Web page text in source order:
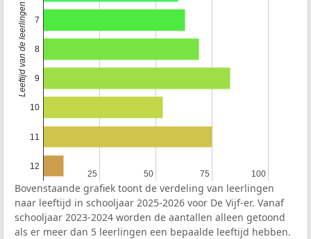
25
25 50
50 75
75 100
100
7
8
9
10
11
12
Leeftijd van de leerlingen
Bovenstaande grafiek toont de verdeling van leerlingen
naar leeftijd in schooljaar 2025-2026 voor De Vijf-er. Vanaf
schooljaar 2023-2024 worden de aantallen alleen getoond
als er meer dan 5 leerlingen een bepaalde leeftijd hebben.